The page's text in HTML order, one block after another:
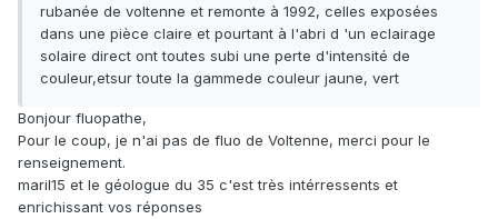
rubanée de voltenne et remonte à 1992, celles exposées
dans une pièce claire et pourtant à l'abri d 'un eclairage
solaire direct ont toutes subi une perte d'intensité de
couleur,etsur toute la gammede couleur jaune, vert
Bonjour fluopathe,
Pour le coup, je n'ai pas de fluo de Voltenne, merci pour le
renseignement.
maril15 et le géologue du 35 c'est très intérressents et
enrichissant vos réponses